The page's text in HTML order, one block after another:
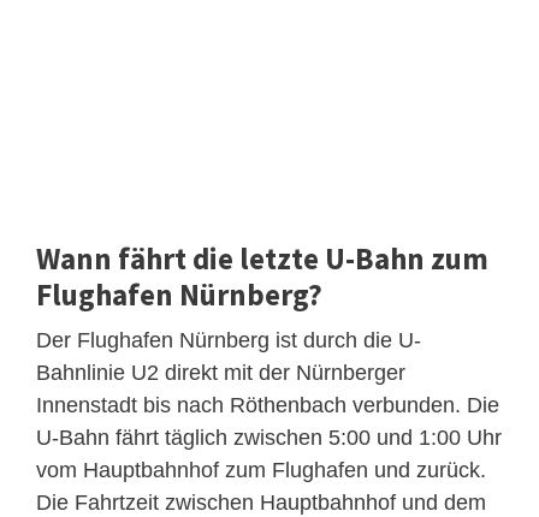
Wann fährt die letzte U-Bahn zum
Flughafen Nürnberg?
Der Flughafen Nürnberg ist durch die U-
Bahnlinie U2 direkt mit der Nürnberger
Innenstadt bis nach Röthenbach verbunden. Die
U-Bahn fährt täglich zwischen 5:00 und 1:00 Uhr
vom Hauptbahnhof zum Flughafen und zurück.
Die Fahrtzeit zwischen Hauptbahnhof und dem